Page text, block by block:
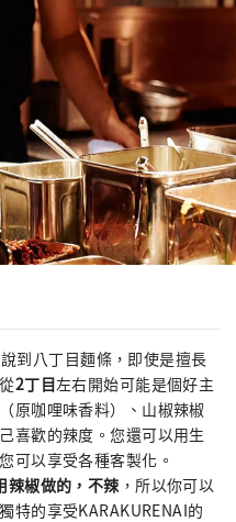
說到八丁目麵條，即使是擅長
2丁目左右開始可能是個好主
原咖哩味香料）、山椒辣椒
喜歡的辣度。您還可以用生
可以享受各種客製化。
辣椒做的，不辣 ，所以你可以
特的享受KARAKURENAI的